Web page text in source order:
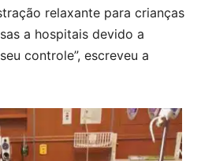
relaxante para crianças
a hospitais devido a
controle”, escreveu a